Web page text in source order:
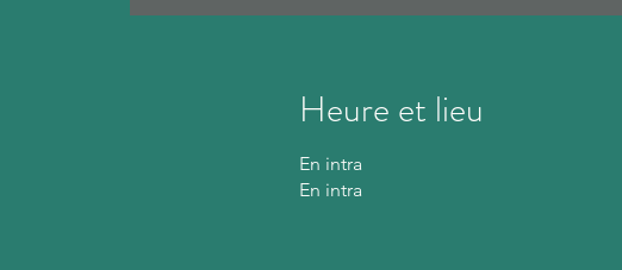
Heure et lieu
En intra
En intra